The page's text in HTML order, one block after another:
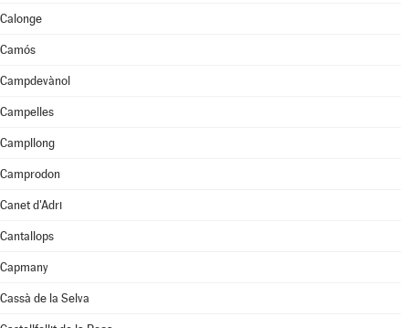
Calonge
Camós
Campdevànol
Campelles
Campllong
Camprodon
Canet d'Adri
Cantallops
Capmany
Cassà de la Selva